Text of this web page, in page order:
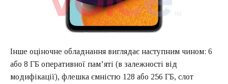
Інше оціночне обладнання виглядає наступним чином: 6
або 8 ГБ оперативної пам’яті (в залежності від
модифікації), флешка ємністю 128 або 256 ГБ, слот